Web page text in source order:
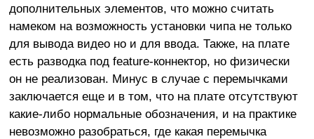
дополнительных элементов, что можно считать
намеком на возможность установки чипа не только
для вывода видео но и для ввода. Также, на плате
есть разводка под feature-коннектор, но физически
он не реализован. Минус в случае с перемычками
заключается еще и в том, что на плате отсутствуют
какие-либо нормальные обозначения, и на практике
невозможно разобраться, где какая перемычка